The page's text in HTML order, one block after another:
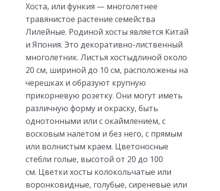
Хоста, или функия — многолетнее
травянистое растение семейства
Лилейные. Родиной хосты является Китай
и Япония. Это декоративно-лиственный
многолетник. Листья хостыдлиной около
20 см, шириной до 10 см, расположены на
черешках и образуют крупную
прикорневую розетку. Они могут иметь
различную форму и окраску, быть
однотонными или с окаймлением, с
восковым налетом и без него, с прямым
или волнистым краем. Цветоносные
стебли голые, высотой от 20 до 100
см. Цветки хосты колокольчатые или
воронковидные, голубые, сиреневые или